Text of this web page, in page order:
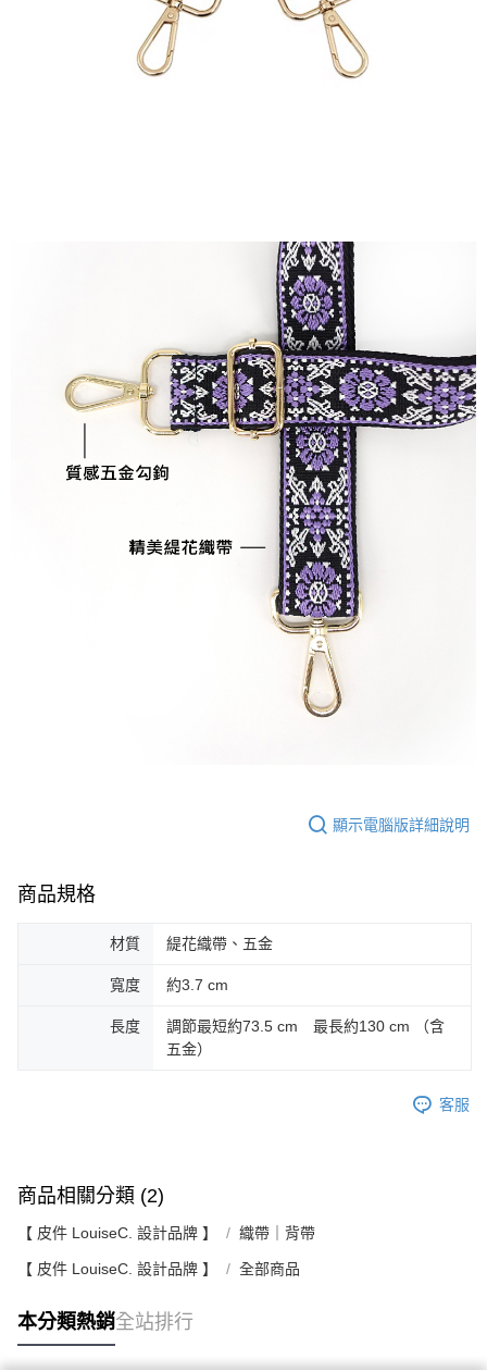
顯示電腦版詳細說明
商品規格
材質 緹花織帶、五金
寬度 約3.7 cm
長度
調節最短約73.5 cm 最長約130 cm （含
五金）
客服
商品相關分類 (2)
【 皮件 LouiseC. 設計品牌 】 織帶｜背帶
【 皮件 LouiseC. 設計品牌 】 全部商品
本分類熱銷全站排行